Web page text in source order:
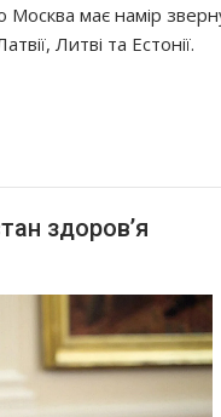
має намір
Литві та Естонії.
здоров’я